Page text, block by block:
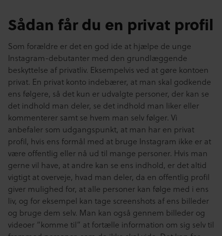
Sådan får du en privat profil
Som forældre er det en god ide at hjælpe de unge
Instagram-debutanter med den grundlæggende
beskyttelse af privatliv. Eksempelvis ved at gøre kontoen
privat. En privat konto indebærer, at man skal godkende
ens følgere, så det kun er udvalgte personer, der kan se
det indhold man deler, se det indhold man liker eller
kommenterer samt se hvem man selv følger. Vi
anbefaler som udgangspunkt, at man har en privat
profil, hvis ens formål med at bruge Instagram ikke er at
være offentlig eller nå ud til mange personer. Hvis man
gerne vil have, at andre kan se ens indhold, er det altid
vigtigt at overveje, hvad man deler, da en offentlig profil
giver mulighed for, at alle personer kan følge med i ens
liv, og for eksempel kan tage screenshots af ens billeder
og bruge dem selv. Man kan også gennem billeder og
videoer “komme til” at fortælle information om sig selv til